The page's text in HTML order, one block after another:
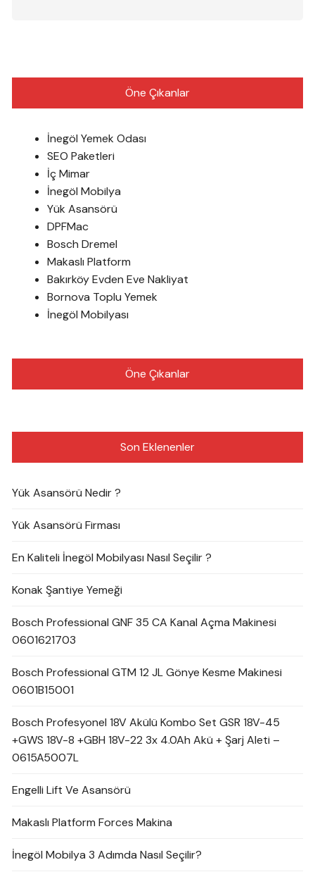
Öne Çıkanlar
İnegöl Yemek Odası
SEO Paketleri
İç Mimar
İnegöl Mobilya
Yük Asansörü
DPFMac
Bosch Dremel
Makaslı Platform
Bakırköy Evden Eve Nakliyat
Bornova Toplu Yemek
İnegöl Mobilyası
Öne Çıkanlar
Son Eklenenler
Yük Asansörü Nedir ?
Yük Asansörü Firması
En Kaliteli İnegöl Mobilyası Nasıl Seçilir ?
Konak Şantiye Yemeği
Bosch Professional GNF 35 CA Kanal Açma Makinesi
0601621703
Bosch Professional GTM 12 JL Gönye Kesme Makinesi
0601B15001
Bosch Profesyonel 18V Akülü Kombo Set GSR 18V-45
+GWS 18V-8 +GBH 18V-22 3x 4.0Ah Akü + Şarj Aleti –
0615A5007L
Engelli Lift Ve Asansörü
Makaslı Platform Forces Makina
İnegöl Mobilya 3 Adımda Nasıl Seçilir?